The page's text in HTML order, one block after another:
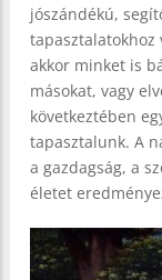
jószándékú,
tapasztalatokhoz
akkor minket is
másokat, vagy
következtében
tapasztalunk. A
a gazdagság, a
életet